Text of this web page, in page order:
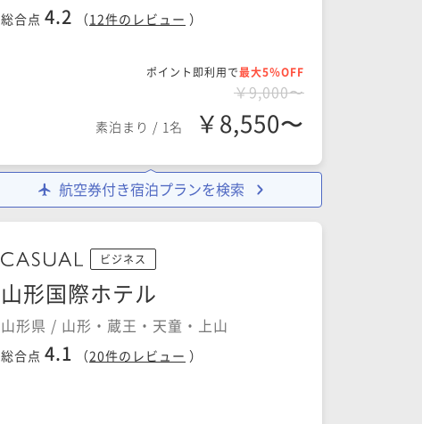
総合点 4.2 （12件のレビュー ）
ポイント即利用で最大5％OFF
￥9,000〜
素泊まり / 1名 ￥8,550〜
航空券付き宿泊プランを検索
ビジネス
山形国際ホテル
山形県 / 山形・蔵王・天童・上山
総合点 4.1 （20件のレビュー ）